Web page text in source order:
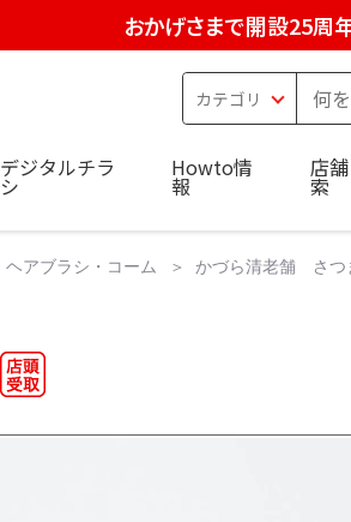
おかげさまで開設25周
デジタルチラ
シ
Howto情
報
店
索
ヘアブラシ・コーム かづら清老舗 さつ